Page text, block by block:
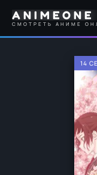
ANIMEONE
СМОТРЕТЬ АНИМЕ
14